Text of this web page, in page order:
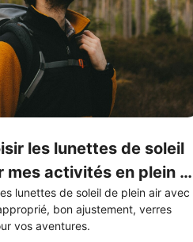
les lunettes de soleil
mes activités en plein
lunettes de soleil de plein air avec
bon ajustement, verres
vos aventures.